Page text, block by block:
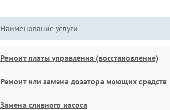
Наименование услуги
Ремонт платы управления (восстановление)
Ремонт или замена дозатора моющих средств
Замена сливного насоса